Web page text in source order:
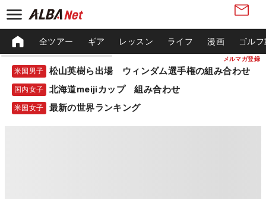
メルマガ登録
全ツアー ギア レッスン ライフ 漫画 ゴル
米国男子 松山英樹ら出場 ウィンダム選手権の組み合わせ
国内女子 北海道meijiカップ 組み合わせ
米国女子 最新の世界ランキング